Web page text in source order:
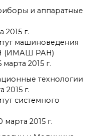
и аппаратные
2015 г.
машиноведения
(ИМАШ РАН)
2015 г.
технологии
2015 г.
системного
2015 г.